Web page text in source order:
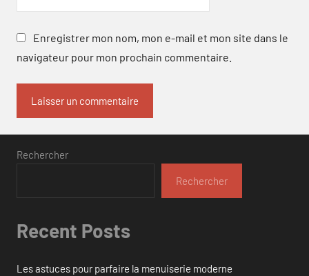
Enregistrer mon nom, mon e-mail et mon site dans le
navigateur pour mon prochain commentaire.
Rechercher
Rechercher
Recent Posts
Les astuces pour parfaire la menuiserie moderne